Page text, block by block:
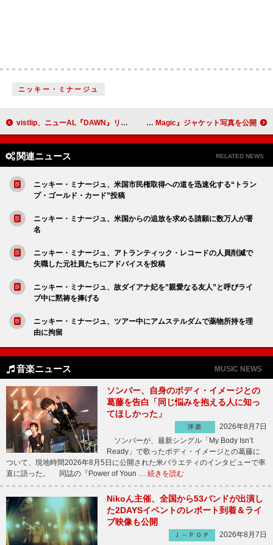
ニッキー・ミナージュ
vistlip、ニューAL『DAWN』リリース決定 西野カナ、自身の誕生日3/18発売のライブBD＆DVD『Christmas Magic』ジャケット写真を公開
関連ニュース RELATED NEWS
ニッキー・ミナージュ、米国市民権取得への道を迅速化する“トラン
プ・ゴールド・カード”投稿
ニッキー・ミナージュ、米国からの追放を求める請願に数万人が署
名
ニッキー・ミナージュ、アトランティック・レコードの人員削減で
失職した元社員たちにアドバイスを投稿
ニッキー・ミナージュ、故ダイアナ妃を”親愛なる友人”と呼びライ
ブ中に黙祷を捧げる
ニッキー・ミナージュ、ツアー中にアムステルダムで薬物所持を理
由に拘留
音楽ニュース MUSIC NEWS
ソンバー、自身のボディ・イメージとの
葛藤を告白「同じ悩みを抱える人に知っ
てほしかった」
洋楽
2026年8月7日
ソンバーが、最新シングル「My Body Isn’t
Ready」で歌ったボディ・イメージとの葛藤に
ついて、現地時間2026年8月5日に公開された米バラエティのインタビューで率
直に語った。 同誌の『Power of Youn … 続きを読む
Nikoん主催、全国から53バンドが出演し
た2DAYSイベントのレポート到着＆ライ
ブ映像も公開
Ｊ－ＰＯＰ
2026年8月7日